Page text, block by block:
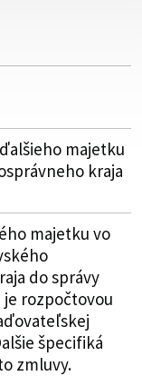
majetku
kraja
majetku vo
do správy
rozpočtovou
špecifiká
zmluvy.